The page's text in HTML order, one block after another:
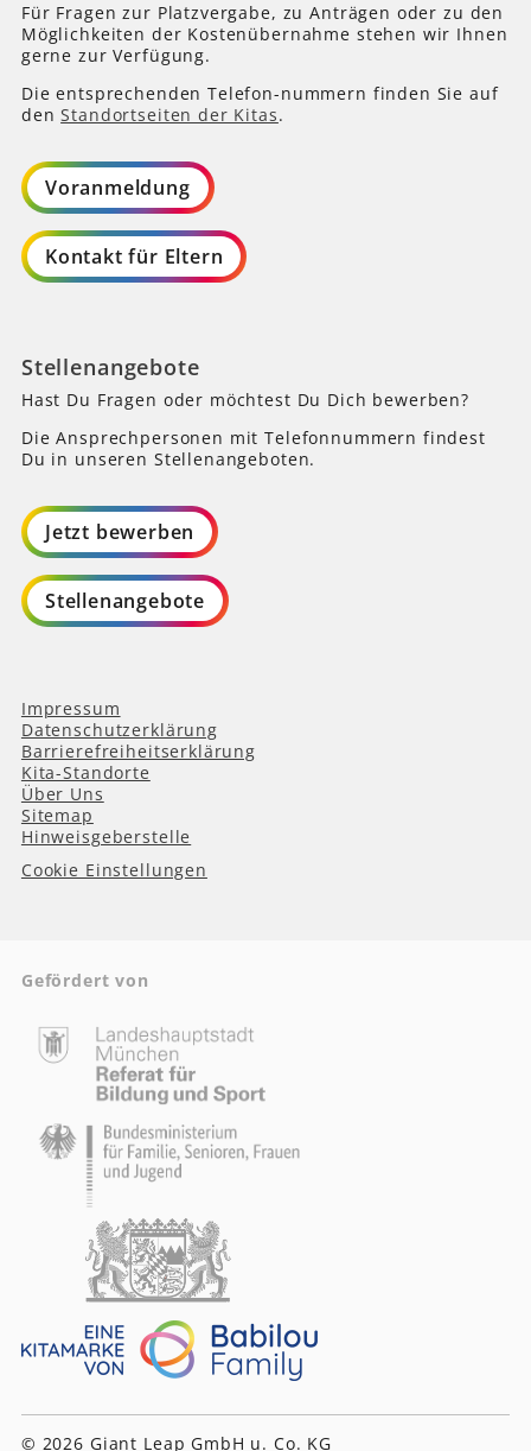
Für Fragen zur Platzvergabe, zu Anträgen oder zu den
Möglichkeiten der Kostenübernahme stehen wir Ihnen
gerne zur Verfügung.
Die entsprechenden Telefon-nummern finden Sie auf
denStandortseiten der Kitas.
Voranmeldung
Kontakt für Eltern
Stellenangebote
Hast Du Fragen oder möchtest Du Dich bewerben?
Die Ansprechpersonen mit Telefonnummern findest
Du in unseren Stellenangeboten.
Jetzt bewerben
Stellenangebote
Impressum
Datenschutzerklärung
Barrierefreiheitserklärung
Kita-Standorte
Über Uns
Sitemap
Hinweisgeberstelle
Cookie Einstellungen
Gefördert von
© 2026 Giant Leap GmbH u. Co. KG